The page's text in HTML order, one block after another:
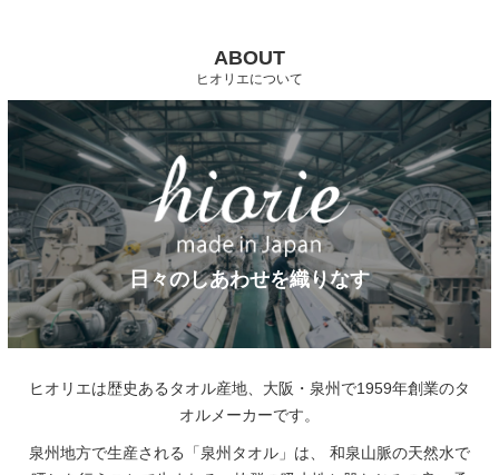
ABOUT
ヒオリエについて
日々のしあわせを織りなす
ヒオリエは歴史あるタオル産地、大阪・泉州で1959年創業のタ
オルメーカーです。
泉州地方で生産される「泉州タオル」は、
和泉山脈の天然水で